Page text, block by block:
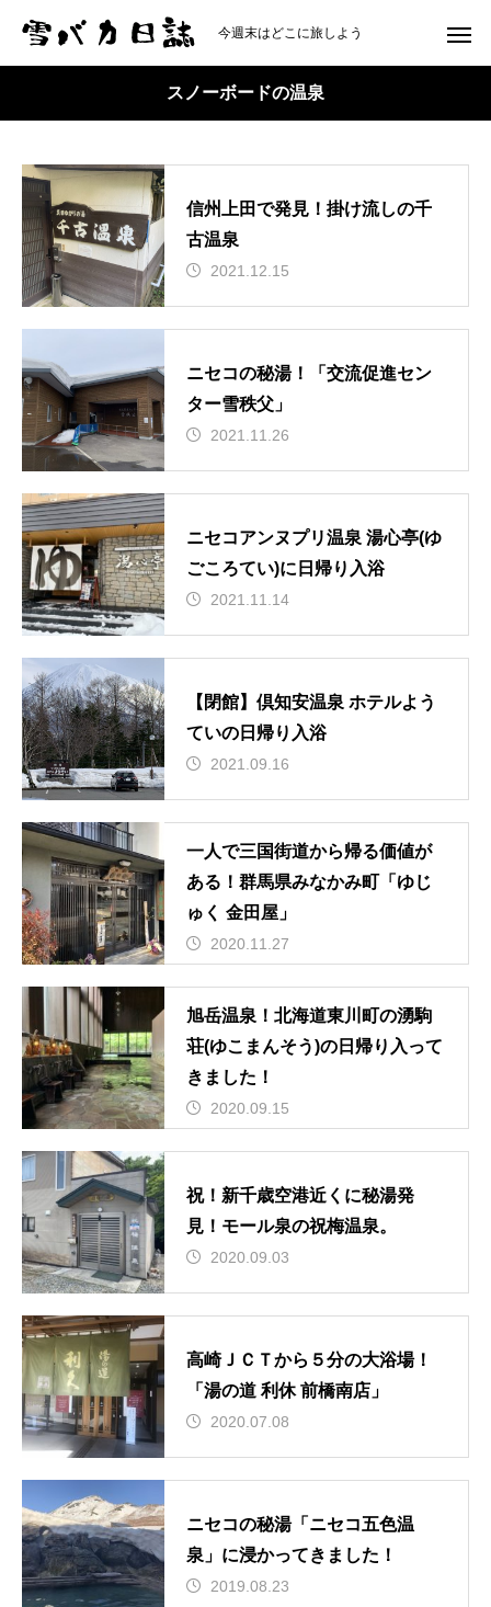
今週末はどこに旅しよう
スノーボードの温泉
信州上田で発見！掛け流しの千
古温泉
2021.12.15
ニセコの秘湯！「交流促進セン
ター雪秩父」
2021.11.26
ニセコアンヌプリ温泉 湯心亭(ゆ
ごころてい)に日帰り入浴
2021.11.14
【閉館】倶知安温泉 ホテルよう
ていの日帰り入浴
2021.09.16
一人で三国街道から帰る価値が
ある！群馬県みなかみ町「ゆじ
ゅく 金田屋」
2020.11.27
旭岳温泉！北海道東川町の湧駒
荘(ゆこまんそう)の日帰り入って
きました！
2020.09.15
祝！新千歳空港近くに秘湯発
見！モール泉の祝梅温泉。
2020.09.03
高崎ＪＣＴから５分の大浴場！
「湯の道 利休 前橋南店」
2020.07.08
ニセコの秘湯「ニセコ五色温
泉」に浸かってきました！
2019.08.23